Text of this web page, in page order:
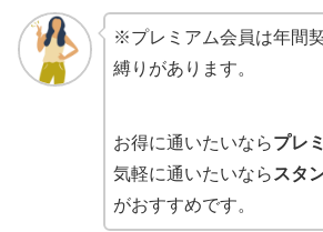
※プレミアム会員は年間
縛りがあります。
お得に通いたいならプレ
気軽に通いたいなら スタ
がおすすめです。